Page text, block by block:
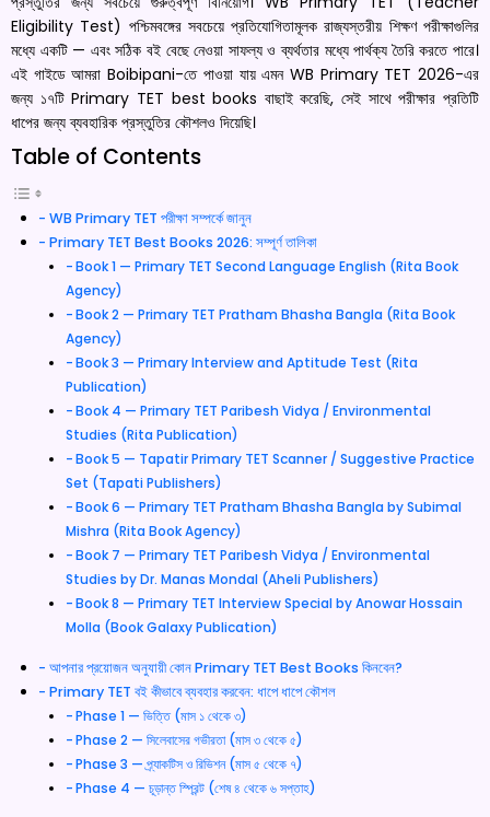
Eligibility Test) পশ্চিমবঙ্গের সবচেয়ে প্রতিযোগিতামূলক রাজ্যস্তরীয় শিক্ষণ পরীক্ষাগুলির
মধ্যে একটি — এবং সঠিক বই বেছে নেওয়া সাফল্য ও ব্যর্থতার মধ্যে পার্থক্য তৈরি করতে পারে।
এই গাইডে আমরা Boibipani-তে পাওয়া যায় এমন WB Primary TET 2026-এর
জন্য ১৭টি Primary TET best books বাছাই করেছি, সেই সাথে পরীক্ষার প্রতিটি
ধাপের জন্য ব্যবহারিক প্রস্তুতির কৌশলও দিয়েছি।
Table of Contents
WB Primary TET পরীক্ষা সম্পর্কে জানুন
Primary TET Best Books 2026: সম্পূর্ণ তালিকা
Book 1 — Primary TET Second Language English (Rita Book
Agency)
Book 2 — Primary TET Pratham Bhasha Bangla (Rita Book
Agency)
Book 3 — Primary Interview and Aptitude Test (Rita
Publication)
Book 4 — Primary TET Paribesh Vidya / Environmental
Studies (Rita Publication)
Book 5 — Tapatir Primary TET Scanner / Suggestive Practice
Set (Tapati Publishers)
Book 6 — Primary TET Pratham Bhasha Bangla by Subimal
Mishra (Rita Book Agency)
Book 7 — Primary TET Paribesh Vidya / Environmental
Studies by Dr. Manas Mondal (Aheli Publishers)
Book 8 — Primary TET Interview Special by Anowar Hossain
Molla (Book Galaxy Publication)
আপনার প্রয়োজন অনুযায়ী কোন Primary TET Best Books কিনবেন?
Primary TET বই কীভাবে ব্যবহার করবেন: ধাপে ধাপে কৌশল
Phase 1 — ভিত্তি (মাস ১ থেকে ৩)
Phase 2 — সিলেবাসের গভীরতা (মাস ৩ থেকে ৫)
Phase 3 — প্র্যাকটিস ও রিভিশন (মাস ৫ থেকে ৭)
Phase 4 — চূড়ান্ত স্প্রিন্ট (শেষ ৪ থেকে ৬ সপ্তাহ)